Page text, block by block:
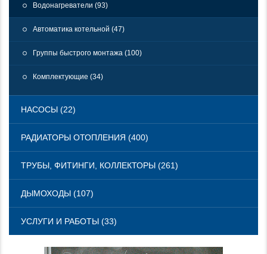
Водонагреватели (93)
Автоматика котельной (47)
Группы быстрого монтажа (100)
Комплектующие (34)
НАСОСЫ (22)
РАДИАТОРЫ ОТОПЛЕНИЯ (400)
ТРУБЫ, ФИТИНГИ, КОЛЛЕКТОРЫ (261)
ДЫМОХОДЫ (107)
УСЛУГИ И РАБОТЫ (33)